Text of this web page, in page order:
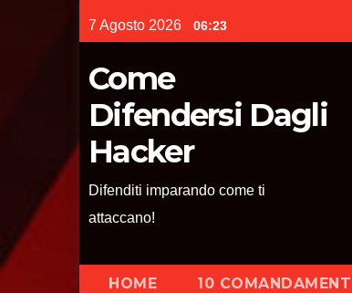
to
content
7 Agosto 2026 06:23
Come
Difendersi Dagli
Hacker
Difenditi imparando come ti
attaccano!
HOME 10